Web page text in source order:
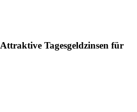
Attraktive Tagesgeldzinsen für